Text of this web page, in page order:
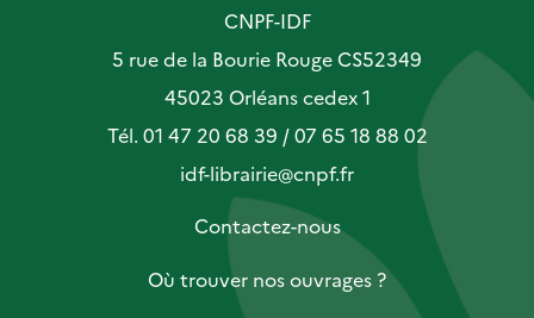
CNPF-IDF
5 rue de la Bourie Rouge CS52349
45023 Orléans cedex 1
Tél. 01 47 20 68 39 / 07 65 18 88 02
idf-librairie@cnpf.fr
Contactez-nous
Où trouver nos ouvrages ?